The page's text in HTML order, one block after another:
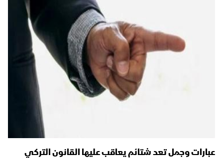
عبارات وجمل تعد شتائم يعاقب عليها القانون التركي